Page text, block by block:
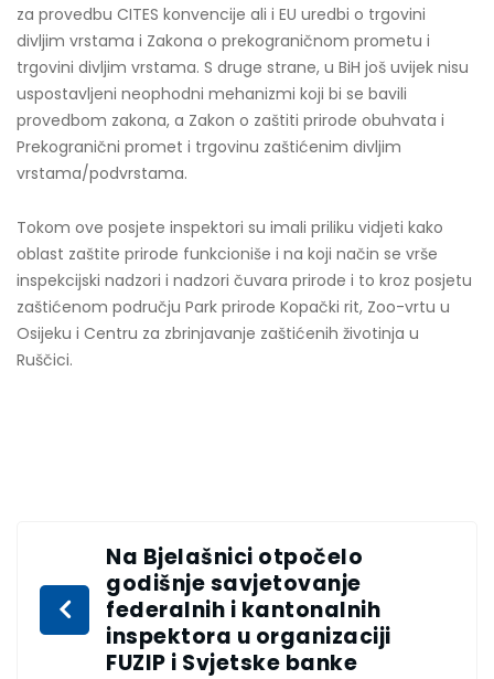
za provedbu CITES konvencije ali i EU uredbi o trgovini
divljim vrstama i Zakona o prekograničnom prometu i
trgovini divljim vrstama. S druge strane, u BiH još uvijek nisu
uspostavljeni neophodni mehanizmi koji bi se bavili
provedbom zakona, a Zakon o zaštiti prirode obuhvata i
Prekogranični promet i trgovinu zaštićenim divljim
vrstama/podvrstama.
Tokom ove posjete inspektori su imali priliku vidjeti kako
oblast zaštite prirode funkcioniše i na koji način se vrše
inspekcijski nadzori i nadzori čuvara prirode i to kroz posjetu
zaštićenom području Park prirode Kopački rit, Zoo-vrtu u
Osijeku i Centru za zbrinjavanje zaštićenih životinja u
Ruščici.
Na Bjelašnici otpočelo
godišnje savjetovanje
federalnih i kantonalnih
inspektora u organizaciji
FUZIP i Svjetske banke